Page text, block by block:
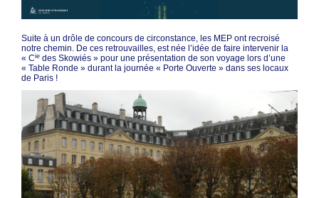
Suite à un drôle de concours de circonstance, les MEP ont recroisé
notre chemin. De ces retrouvailles, est née l’idée de faire intervenir la
« Cie des Skowiés » pour une présentation de son voyage lors d’une
« Table Ronde » durant la journée « Porte Ouverte » dans ses locaux
de Paris !